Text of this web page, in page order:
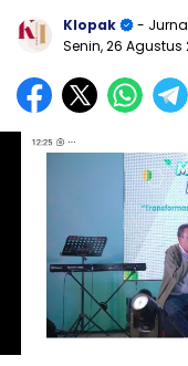
Klopak
-
Senin, 26 Agustus